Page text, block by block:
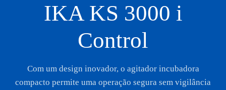
IKA KS 3000 i
Control
Com um design inovador, o agitador incubadora
compacto permite uma operação segura sem vigilância